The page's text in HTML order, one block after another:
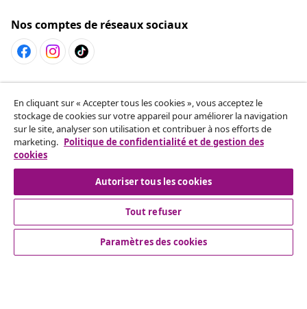
Nos comptes de réseaux sociaux
Envoyez une demande de rétractation concernant
votre commande.
Entreprises
En cliquant sur « Accepter tous les cookies », vous acceptez le
stockage de cookies sur votre appareil pour améliorer la navigation
sur le site, analyser son utilisation et contribuer à nos efforts de
marketing. Politique de confidentialité et de gestion des
cookies
Autoriser tous les cookies
Tout refuser
Paramètres des cookies